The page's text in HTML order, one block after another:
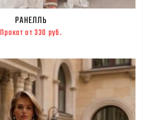
РАНЕЛЛЬ
Прокат от 330 руб.